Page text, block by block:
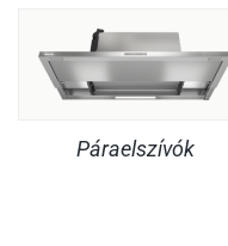
Páraelszívók